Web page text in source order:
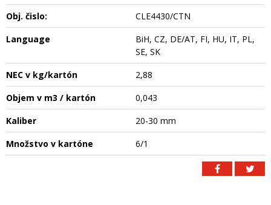
Obj. čislo:
CLE4430/CTN
Language
BiH, CZ, DE/AT, FI, HU, IT, PL,
SE, SK
NEC v kg/kartón
2,88
Objem v m3 / kartón
0,043
Kaliber
20-30 mm
Množstvo v kartóne
6/1